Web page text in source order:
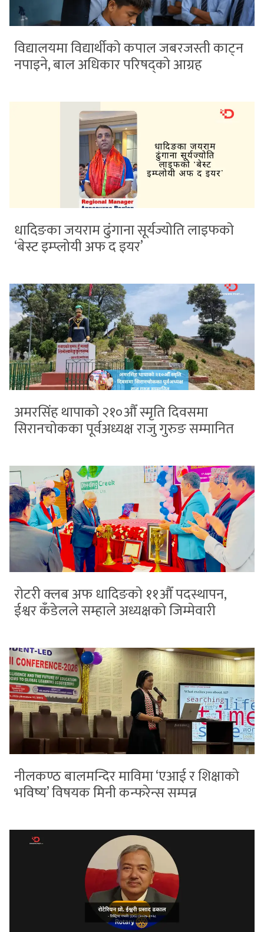
विद्यालयमा विद्यार्थीको कपाल जबरजस्ती काट्न
नपाइने, बाल अधिकार परिषद्को आग्रह
धादिङका जयराम ढुंगाना सूर्यज्योति लाइफको
‘बेस्ट इम्प्लोयी अफ द इयर’
अमरसिंह थापाको २१०औँ स्मृति दिवसमा
सिरानचोकका पूर्वअध्यक्ष राजु गुरुङ सम्मानित
रोटरी क्लब अफ धादिङको ११औँ पदस्थापन,
ईश्वर कँडेलले सम्हाले अध्यक्षको जिम्मेवारी
नीलकण्ठ बालमन्दिर माविमा ‘एआई र शिक्षाको
भविष्य’ विषयक मिनी कन्फरेन्स सम्पन्न